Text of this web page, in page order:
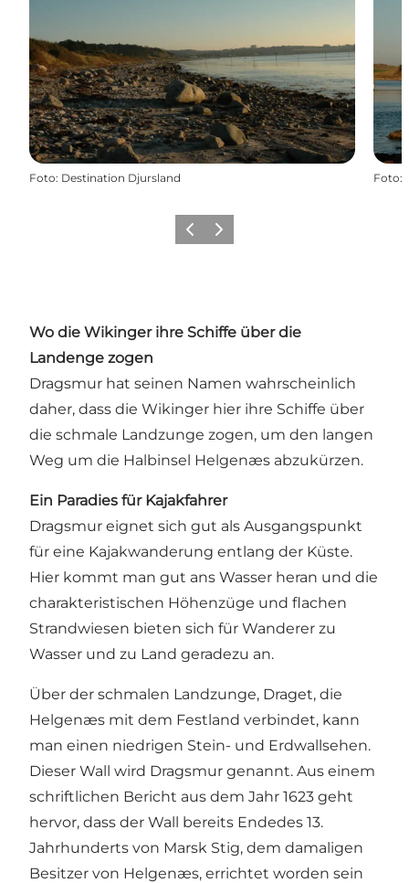
Foto: Destination Djursland Foto:
ZurückWeiter
Wo die Wikinger ihre Schiffe über die
Landenge zogen
Dragsmur hat seinen Namen wahrscheinlich
daher, dass die Wikinger hier ihre Schiffe über
die schmale Landzunge zogen, um den langen
Weg um die Halbinsel Helgenæs abzukürzen.
Ein Paradies für Kajakfahrer
Dragsmur eignet sich gut als Ausgangspunkt
für eine Kajakwanderung entlang der Küste.
Hier kommt man gut ans Wasser heran und die
charakteristischen Höhenzüge und flachen
Strandwiesen bieten sich für Wanderer zu
Wasser und zu Land geradezu an.
Über der schmalen Landzunge, Draget, die
Helgenæs mit dem Festland verbindet, kann
man einen niedrigen Stein- und Erdwallsehen.
Dieser Wall wird Dragsmur genannt. Aus einem
schriftlichen Bericht aus dem Jahr 1623 geht
hervor, dass der Wall bereits Endedes 13.
Jahrhunderts von Marsk Stig, dem damaligen
Besitzer von Helgenæs, errichtet worden sein